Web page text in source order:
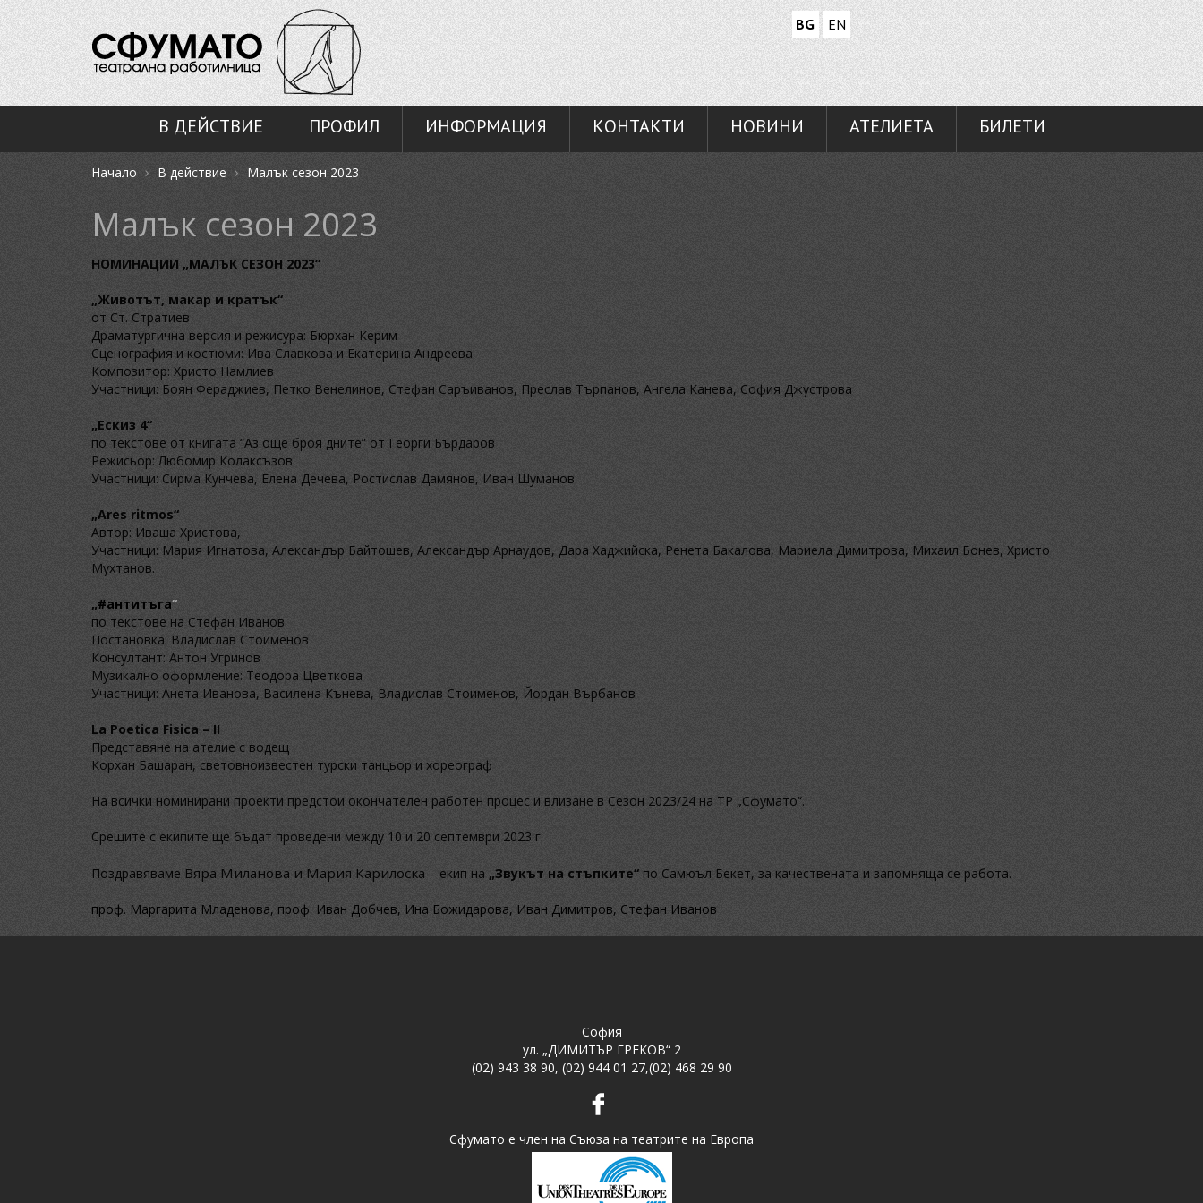
EN
BG
В ДЕЙСТВИЕ ПРОФИЛ ИНФОРМАЦИЯ КОНТАКТИ НОВИНИ АТЕЛИЕТА БИЛЕТИ
Начало › В действие › Малък сезон 2023
Малък сезон 2023
НОМИНАЦИИ „МАЛЪК СЕЗОН 2023“
„Животът, макар и кратък“
от Ст. Стратиев
Драматургична версия и режисура: Бюрхан Керим
Сценография и костюми: Ива Славкова и Екатерина Андреева
Композитор: Христо Намлиев
Участници: Боян Фераджиев, Петко Венелинов, Стефан Саръиванов, Преслав Търпанов, Ангела Канева, София Джустрова
„Ескиз 4“
по текстове от книгата “Аз още броя дните” от Георги Бърдаров
Режисьор: Любомир Колаксъзов
Участници: Сирма Кунчева, Елена Дечева, Ростислав Дамянов, Иван Шуманов
„Ares ritmos“
Автор: Иваша Христова,
Участници: Мария Игнатова, Александър Байтошев, Александър Арнаудов, Дара Хаджийска, Ренета Бакалова, Мариела Димитрова, Михаил Бонев, Христо
Мухтанов.
„#антитъга“
по текстове на Стефан Иванов
Постановка: Владислав Стоименов
Консултант: Антон Угринов
Музикално оформление: Теодора Цветкова
Участници: Анета Иванова, Василена Кънева, Владислав Стоименов, Йордан Върбанов
La Poetica Fisica – II
Представяне на ателие с водещ
Корхан Башаран, световноизвестен турски танцьор и хореограф
На всички номинирани проекти предстои окончателен работен процес и влизане в Сезон 2023/24 на ТР „Сфумато“.
Срещите с екипите ще бъдат проведени между 10 и 20 септември 2023 г.
Поздравяваме Вяра Миланова и Мария Карилоска – екип на „Звукът на стъпките“ по Самюъл Бекет, за качествената и запомняща се работа.
проф. Маргарита Младенова, проф. Иван Добчев, Ина Божидарова, Иван Димитров, Стефан Иванов
София
ул. „ДИМИТЪР ГРЕКОВ“ 2
(02) 943 38 90, (02) 944 01 27,(02) 468 29 90
Сфумато е член на Съюза на театрите на Европа